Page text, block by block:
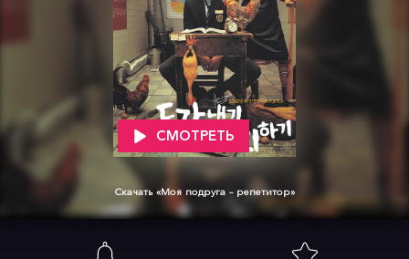
СМОТРЕТЬ
Скачать «Моя подруга – репетитор»